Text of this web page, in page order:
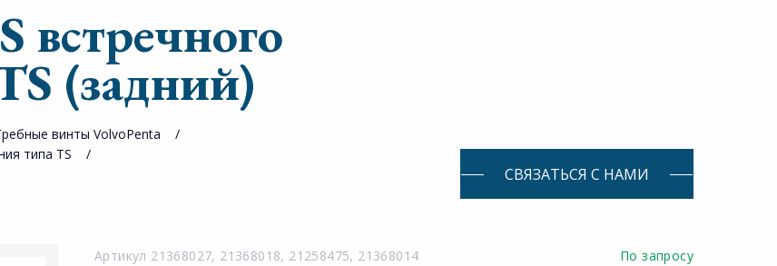
встречного
(задний)
винты VolvoPenta
типа TS
СВЯЗАТЬСЯ С НАМИ
Артикул 21368027, 21368018, 21258475, 21368014 По запросу